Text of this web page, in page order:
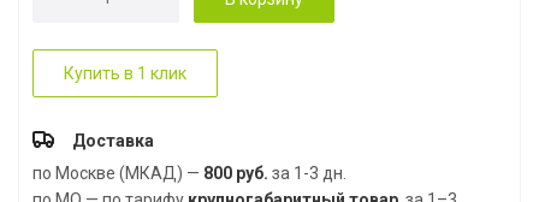
Купить в 1 клик
Доставка
по Москве (МКАД) — 800 руб. за 1-3 дн.